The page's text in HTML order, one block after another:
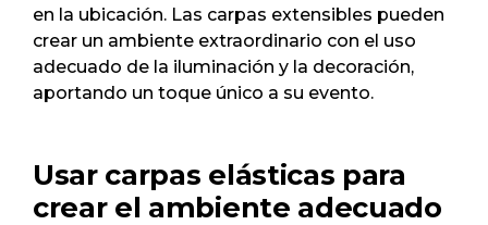
en la ubicación. Las carpas extensibles pueden
crear un ambiente extraordinario con el uso
adecuado de la iluminación y la decoración,
aportando un toque único a su evento.
Usar carpas elásticas para
crear el ambiente adecuado